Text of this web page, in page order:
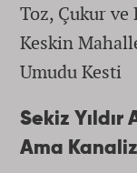
Toz, Çukur ve
Keskin
Umudu Kesti
Sekiz Yıldır
Ama